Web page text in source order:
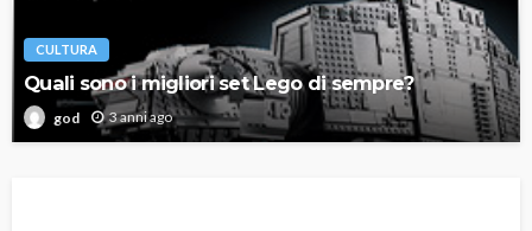
CULTURA
Quali sono i migliori set Lego di sempre?
god 3 anni ago